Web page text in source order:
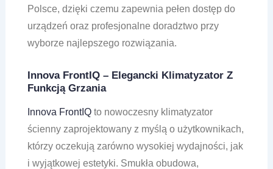
Polsce, dzięki czemu zapewnia pełen dostęp do
urządzeń oraz profesjonalne doradztwo przy
wyborze najlepszego rozwiązania.
Innova FrontIQ – Elegancki Klimatyzator Z
Funkcją Grzania
Innova FrontIQto nowoczesny klimatyzator
ścienny zaprojektowany z myślą o użytkownikach,
którzy oczekują zarówno wysokiej wydajności, jak
i wyjątkowej estetyki. Smukła obudowa,